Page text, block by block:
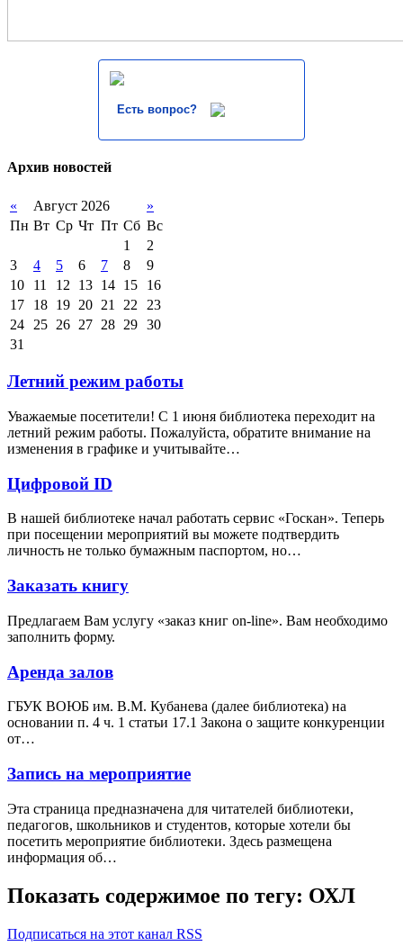
Есть вопрос?
Архив новостей
« Август 2026
»
Пн Вт Ср Чт Пт Сб Вс
1
2
3
4 5 6 7 8
9
10
11 12 13 14 15
16
17
18 19 20 21 22
23
24
25 26 27 28 29 30
31
Летний режим работы
Уважаемые посетители! С 1 июня библиотека переходит на
летний режим работы. Пожалуйста, обратите внимание на
изменения в графике и учитывайте…
Цифровой ID
В нашей библиотеке начал работать сервис «Госкан». Теперь
при посещении мероприятий вы можете подтвердить
личность не только бумажным паспортом, но…
Заказать книгу
Предлагаем Вам услугу «заказ книг on-line». Вам необходимо
заполнить форму.
Аренда залов
ГБУК ВОЮБ им. В.М. Кубанева (далее библиотека) на
основании п. 4 ч. 1 статьи 17.1 Закона о защите конкуренции
от…
Запись на мероприятие
Эта страница предназначена для читателей библиотеки,
педагогов, школьников и студентов, которые хотели бы
посетить мероприятие библиотеки. Здесь размещена
информация об…
Показать содержимое по тегу: ОХЛ
Подписаться на этот канал RSS